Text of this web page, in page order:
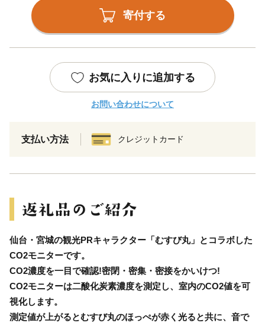
寄付する
お気に入りに追加する
お問い合わせについて
支払い方法 クレジットカード
仙台・宮城の観光PRキャラクター「むすび丸」とコラボした
CO2モニターです。
CO2濃度を一目で確認!密閉・密集・密接をかいけつ!
CO2モニターは二酸化炭素濃度を測定し、室内のCO2値を可
視化します。
測定値が上がるとむすび丸のほっぺが赤く光ると共に、音で